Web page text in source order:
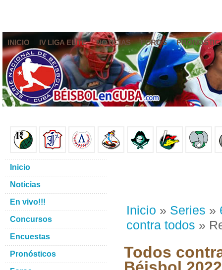
INICIO IV LIGA ELITE NOTICIAS FOROS
Inicio » Series »
contra todos »
Todos
Inicio
Noticias
En vivo!!!
Concursos
Encuestas
Pronósticos